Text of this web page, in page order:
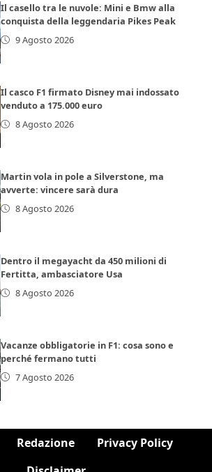
Il casello tra le nuvole: Mini e Bmw alla
conquista della leggendaria Pikes Peak
9 Agosto 2026
Il casco F1 firmato Disney mai indossato
venduto a 175.000 euro
8 Agosto 2026
Martin vola in pole a Silverstone, ma
avverte: vincere sarà dura
8 Agosto 2026
Dentro il megayacht da 450 milioni di
Fertitta, ambasciatore Usa
8 Agosto 2026
Vacanze obbligatorie in F1: cosa sono e
perché fermano tutti
7 Agosto 2026
Redazione
Privacy Policy